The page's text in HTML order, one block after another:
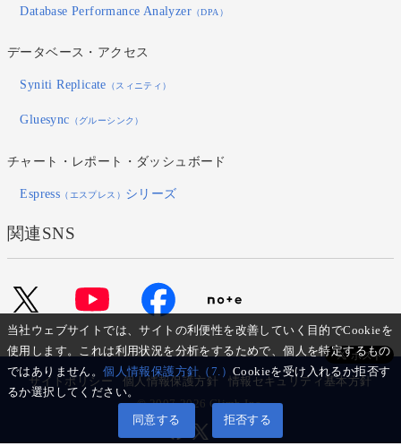
Database Performance Analyzer （DPA）
データベース・アクセス
Syniti Replicate （スィニティ）
Gluesync （グルーシンク）
チャート・レポート・ダッシュボード
Espress （エスプレス） シリーズ
関連SNS
サイトポリシー 個人情報保護方針
情報セキュリティ基本方針
© 2007-2026 Climb Inc.
当社ウェブサイトでは、サイトの利便性を改善していく目的でCookieを
使用します。これは利用状況を分析をするためで、個人を特定するもの
ではありません。個人情報保護方針（7.）Cookieを受け入れるか拒否す
るか選択してください。
同意する 拒否する